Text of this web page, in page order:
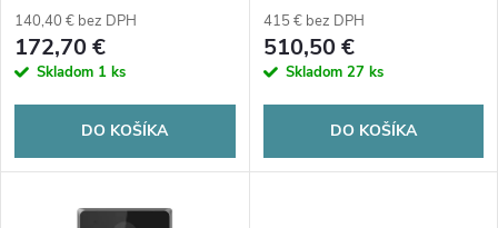
p
r
d
r
o
d
140,40 € bez DPH
172,70 €
Skladom 1 ks
DO KOŠÍKA
415 € bez DPH
510,50 €
Skladom 27 ks
DO KOŠÍKA